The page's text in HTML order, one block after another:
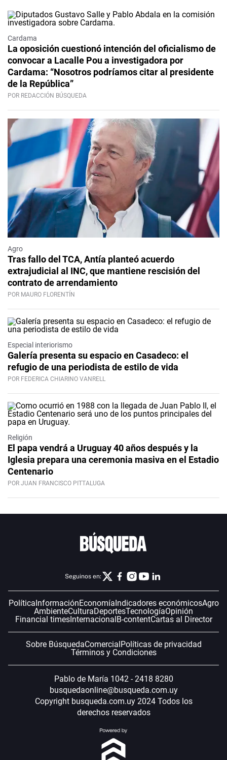
Cardama
La oposición cuestionó intención del oficialismo de
convocar a Lacalle Pou a investigadora por
Cardama: “Nosotros podríamos citar al presidente
de la República”
POR REDACCIÓN BÚSQUEDA
Agro
Tras fallo del TCA, Antía planteó acuerdo
extrajudicial al INC, que mantiene rescisión del
contrato de arrendamiento
POR MAURO FLORENTÍN
Especial interiorismo
Galería presenta su espacio en Casadeco: el
refugio de una periodista de estilo de vida
POR FEDERICA CHIARINO VANRELL
Religión
El papa vendrá a Uruguay 40 años después y la
Iglesia prepara una ceremonia masiva en el Estadio
Centenario
POR JUAN FRANCISCO PITTALUGA
Seguinos en:
PolíticaInformaciónEconomíaIndicadores económicosAgro
AmbienteCulturaDeportesTecnologíaOpinión
Financial timesInternacionalB-contentCartas al Director
Sobre BúsquedaComercialPolíticas de privacidad
Términos y Condiciones
Pablo de María 1042 - 2418 8280
busquedaonline@busqueda.com.uy
Copyright busqueda.com.uy 2024 Todos los
derechos reservados